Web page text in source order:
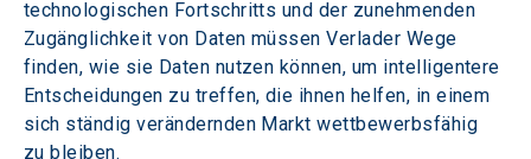
technologischen Fortschritts und der zunehmenden
Zugänglichkeit von Daten müssen Verlader Wege
finden, wie sie Daten nutzen können, um intelligentere
Entscheidungen zu treffen, die ihnen helfen, in einem
sich ständig verändernden Markt wettbewerbsfähig
zu bleiben.